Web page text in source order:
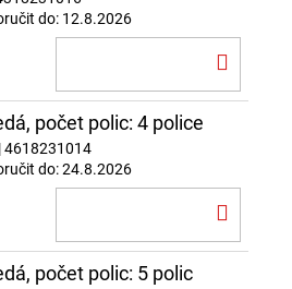
do: 12.8.2026
počet polic: 4 police
| 4618231014
do:24.8.2026
počet polic: 5 polic